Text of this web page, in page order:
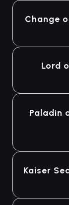
Change
Lord
Paladin
Kaiser